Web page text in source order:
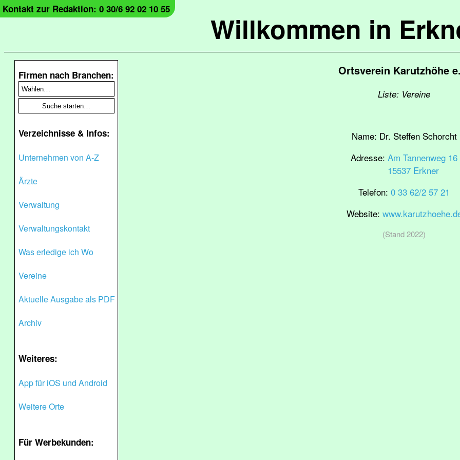
Willkommen in
Kontakt zur Redaktion: 0 30/6 92 02 10 55
Firmen nach Branchen:
Verzeichnisse & Infos:
Unternehmen von A-Z
Ärzte
Verwaltung
Verwaltungskontakt
Was erledige ich Wo
Vereine
Aktuelle Ausgabe als PDF
Archiv
Weiteres:
App für iOS und Android
Weitere Orte
Für Werbekunden:
Ortsverein Karutzhöhe
Liste: Vereine
Name: Dr. Steffen Schorcht
Adresse: Am Tannenweg 16
15537 Erkner
Telefon: 0 33 62/2 57 21
Website:
(Stand 2022)